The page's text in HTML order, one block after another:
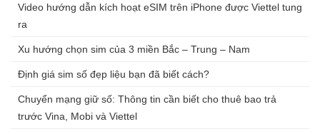
Video hướng dẫn kích hoạt eSIM trên iPhone được Viettel tung
ra
Xu hướng chọn sim của 3 miền Bắc – Trung – Nam
Định giá sim số đẹp liệu bạn đã biết cách?
Chuyển mạng giữ số: Thông tin cần biết cho thuê bao trả
trước Vina, Mobi và Viettel